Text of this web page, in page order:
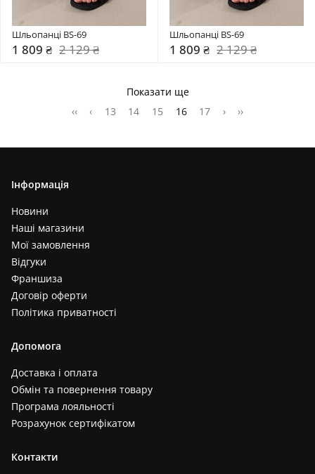
Шльопанці BS-69
1 809 ₴ 2 129 ₴
Шльопанці BS-69
1 809 ₴ 2 129 ₴
Показати ще
‹‹
‹ 13 14 15 16 17 › ››
Інформація
Новини
Наші магазини
Мої замовлення
Відгуки
Франшиза
Договір оферти
Політика приватності
Допомога
Доставка і оплата
Обмін та повернення товару
Програма лояльності
Розрахунок сертифікатом
Контакти